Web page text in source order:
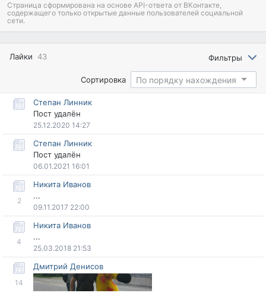
Страница сформирована на основе API-ответа от ВКонтакте,
содержащего только открытые данные пользователей социальной
сети.
Лайки 43 Фильтры
Сортировка По порядку нахождения
Степан Линник
Пост удалён
25.12.2020 14:27
Степан Линник
Пост удалён
06.01.2021 16:01
2
Никита Ивано
...
09.11.2017 22:00
4
Никита Ивано
...
25.03.2018 21:53
14
Дмитрий Денисо